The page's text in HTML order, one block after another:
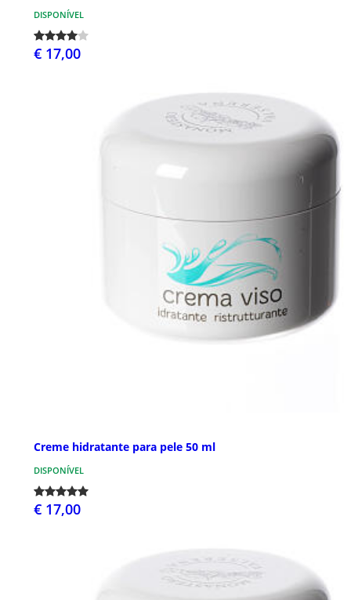
DISPONÍVEL
€ 17,00
Creme hidratante para pele 50 ml
DISPONÍVEL
€ 17,00